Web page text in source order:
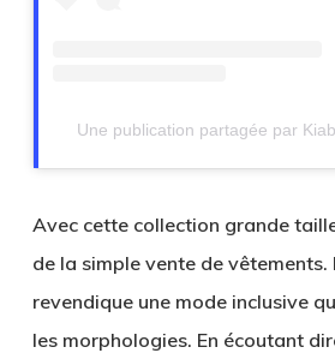
Une publication partagée par
Avec cette collection grande
de la simple vente de vêtements.
revendique une mode inclusive
les morphologies. En écoutant